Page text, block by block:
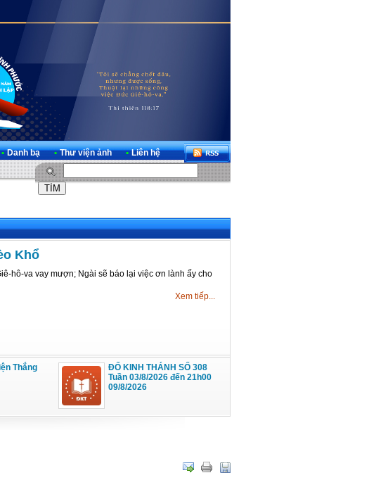
• Danh bạ • Thư viện ảnh • Liên hệ
Khổ
hô-va vay mượn; Ngài sẽ báo lại việc ơn lành ấy cho
Xem tiếp...
Thắng
ĐỐ KINH THÁNH SỐ 308
Tuần 03/8/2026 đến 21h00
09/8/2026